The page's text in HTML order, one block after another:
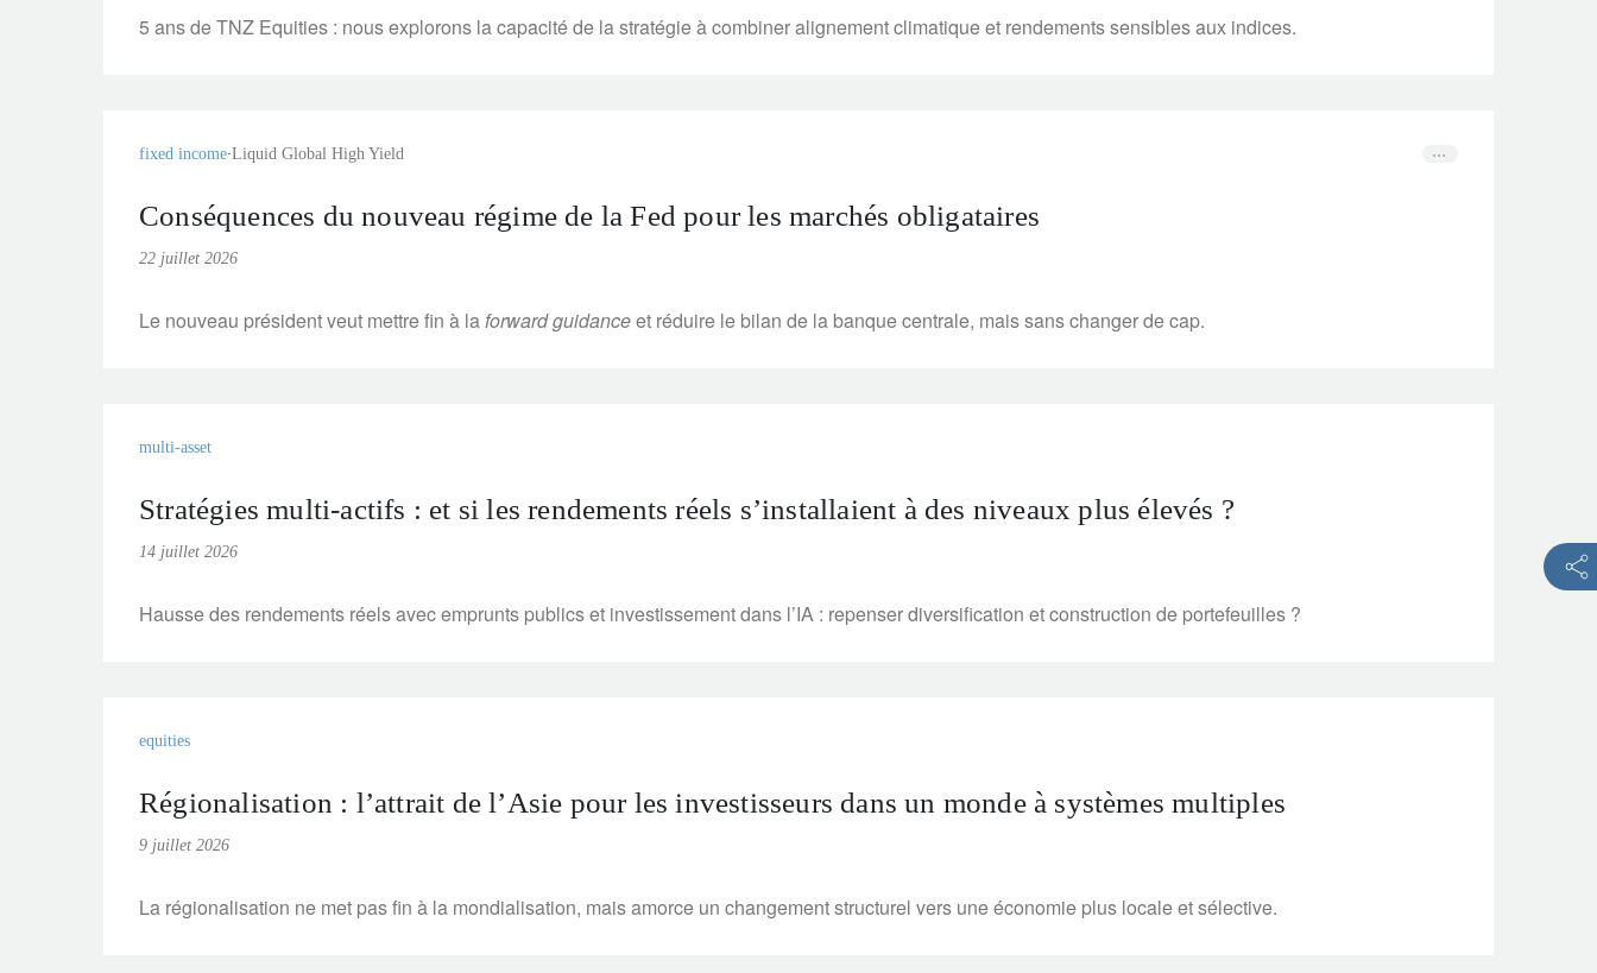
5 ans de TNZ Equities : nous explorons la capacité de la stratégie à combiner alignement climatique et rendements sensibles aux indices.
fixed income Liquid Global High Yield
Conséquences du nouveau régime de la Fed pour les marchés obligataires
22 juillet 2026
Le nouveau président veut mettre fin à laforward guidanceet réduire le bilan de la banque centrale, mais sans changer de cap.
multi-asset
Stratégies multi-actifs : et si les rendements réels s’installaient à des niveaux plus élevés ?
14 juillet 2026
Hausse des rendements réels avec emprunts publics et investissement dans l’IA : repenser diversification et construction de portefeuilles ?
equities
Régionalisation : l’attrait de l’Asie pour les investisseurs dans un monde à systèmes multiples
9 juillet 2026
La régionalisation ne met pas fin à la mondialisation, mais amorce un changement structurel vers une économie plus locale et sélective.